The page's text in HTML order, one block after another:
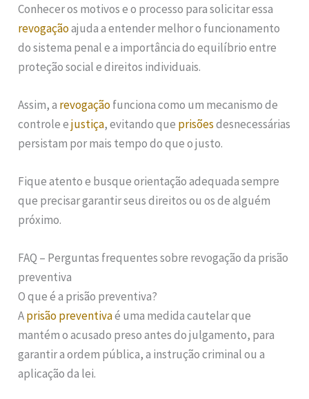
Conhecer os motivos e o processo para solicitar essa
revogaçãoajuda a entender melhor o funcionamento
do sistema penal e a importância do equilíbrio entre
proteção social e direitos individuais.
Assim, a revogaçãofunciona como um mecanismo de
controle ejustiça, evitando que prisõesdesnecessárias
persistam por mais tempo do que o justo.
Fique atento e busque orientação adequada sempre
que precisar garantir seus direitos ou os de alguém
próximo.
FAQ – Perguntas frequentes sobre revogação da prisão
preventiva
O que é a prisão preventiva?
Aprisão preventivaé uma medida cautelar que
mantém o acusado preso antes do julgamento, para
garantir a ordem pública, a instrução criminal ou a
aplicação da lei.